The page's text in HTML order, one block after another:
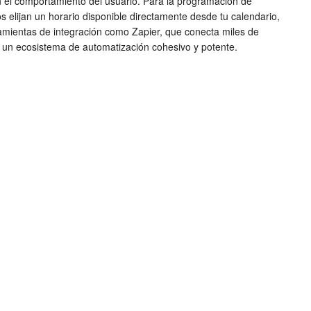
elijan un horario disponible directamente desde tu calendario,
de integración como Zapier, que conecta miles de
ecosistema de automatización cohesivo y potente.